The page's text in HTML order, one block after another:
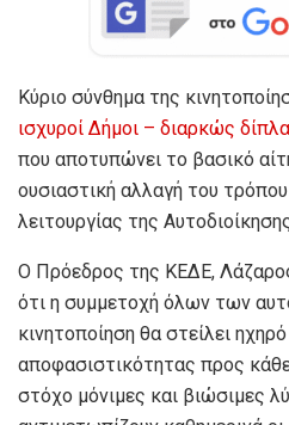
Κύριο σύνθημα της
ισχυροί Δήμοι – διαρκώς
που αποτυπώνει το βασικό
ουσιαστική αλλαγή του
λειτουργίας της
Ο Πρόεδρος της ΚΕΔΕ, Λάζαρος
ότι η συμμετοχή όλων των
κινητοποίηση θα στείλει
αποφασιστικότητας προς
στόχο μόνιμες και βιώσιμες